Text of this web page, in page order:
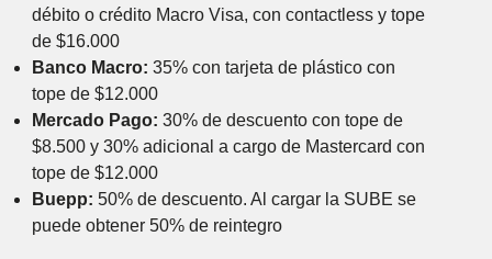
débito o crédito Macro Visa, con contactless y tope
de $16.000
Banco Macro: 35% con tarjeta de plástico con
tope de $12.000
Mercado Pago: 30% de descuento con tope de
$8.500 y 30% adicional a cargo de Mastercard con
tope de $12.000
Buepp: 50% de descuento. Al cargar la SUBE se
puede obtener 50% de reintegro